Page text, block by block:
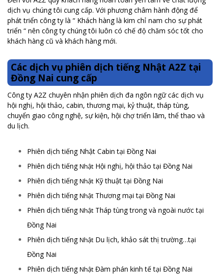
dịch vụ chúng tôi cung cấp. Với phương châm hành động để
phát triển công ty là “ Khách hàng là kim chỉ nam cho sự phát
triển “ nên công ty chúng tôi luôn có chế độ chăm sóc tốt cho
khách hàng cũ và khách hàng mới.
Các dịch vụ phiên dịch tiếng Nhật A2Z tại
Đồng Nai cung cấp
Công ty A2Z chuyên nhận phiên dịch đa ngôn ngữ các dịch vụ
hội nghị, hội thảo, cabin, thương mại, kỷ thuật, tháp tùng,
chuyển giao công nghệ, sự kiện, hội chợ triển lãm, thể thao và
du lịch.
Phiên dịch tiếng Nhật Cabin tại Đồng Nai
Phiên dịch tiếngNhật Hội nghị, hội thảo tại Đồng Nai
Phiên dịch tiếngNhật Kỹ thuật tại Đồng Nai
Phiên dịch tiếngNhật Thương mại tại Đồng Nai
Phiên dịch tiếngNhật Tháp tùng trong và ngoài nước tại
Đồng Nai
Phiên dịch tiếngNhật Du lịch, khảo sát thị trường…tại
Đồng Nai
Phiên dịch tiếngNhật Đàm phán kinh tế tại Đồng Nai